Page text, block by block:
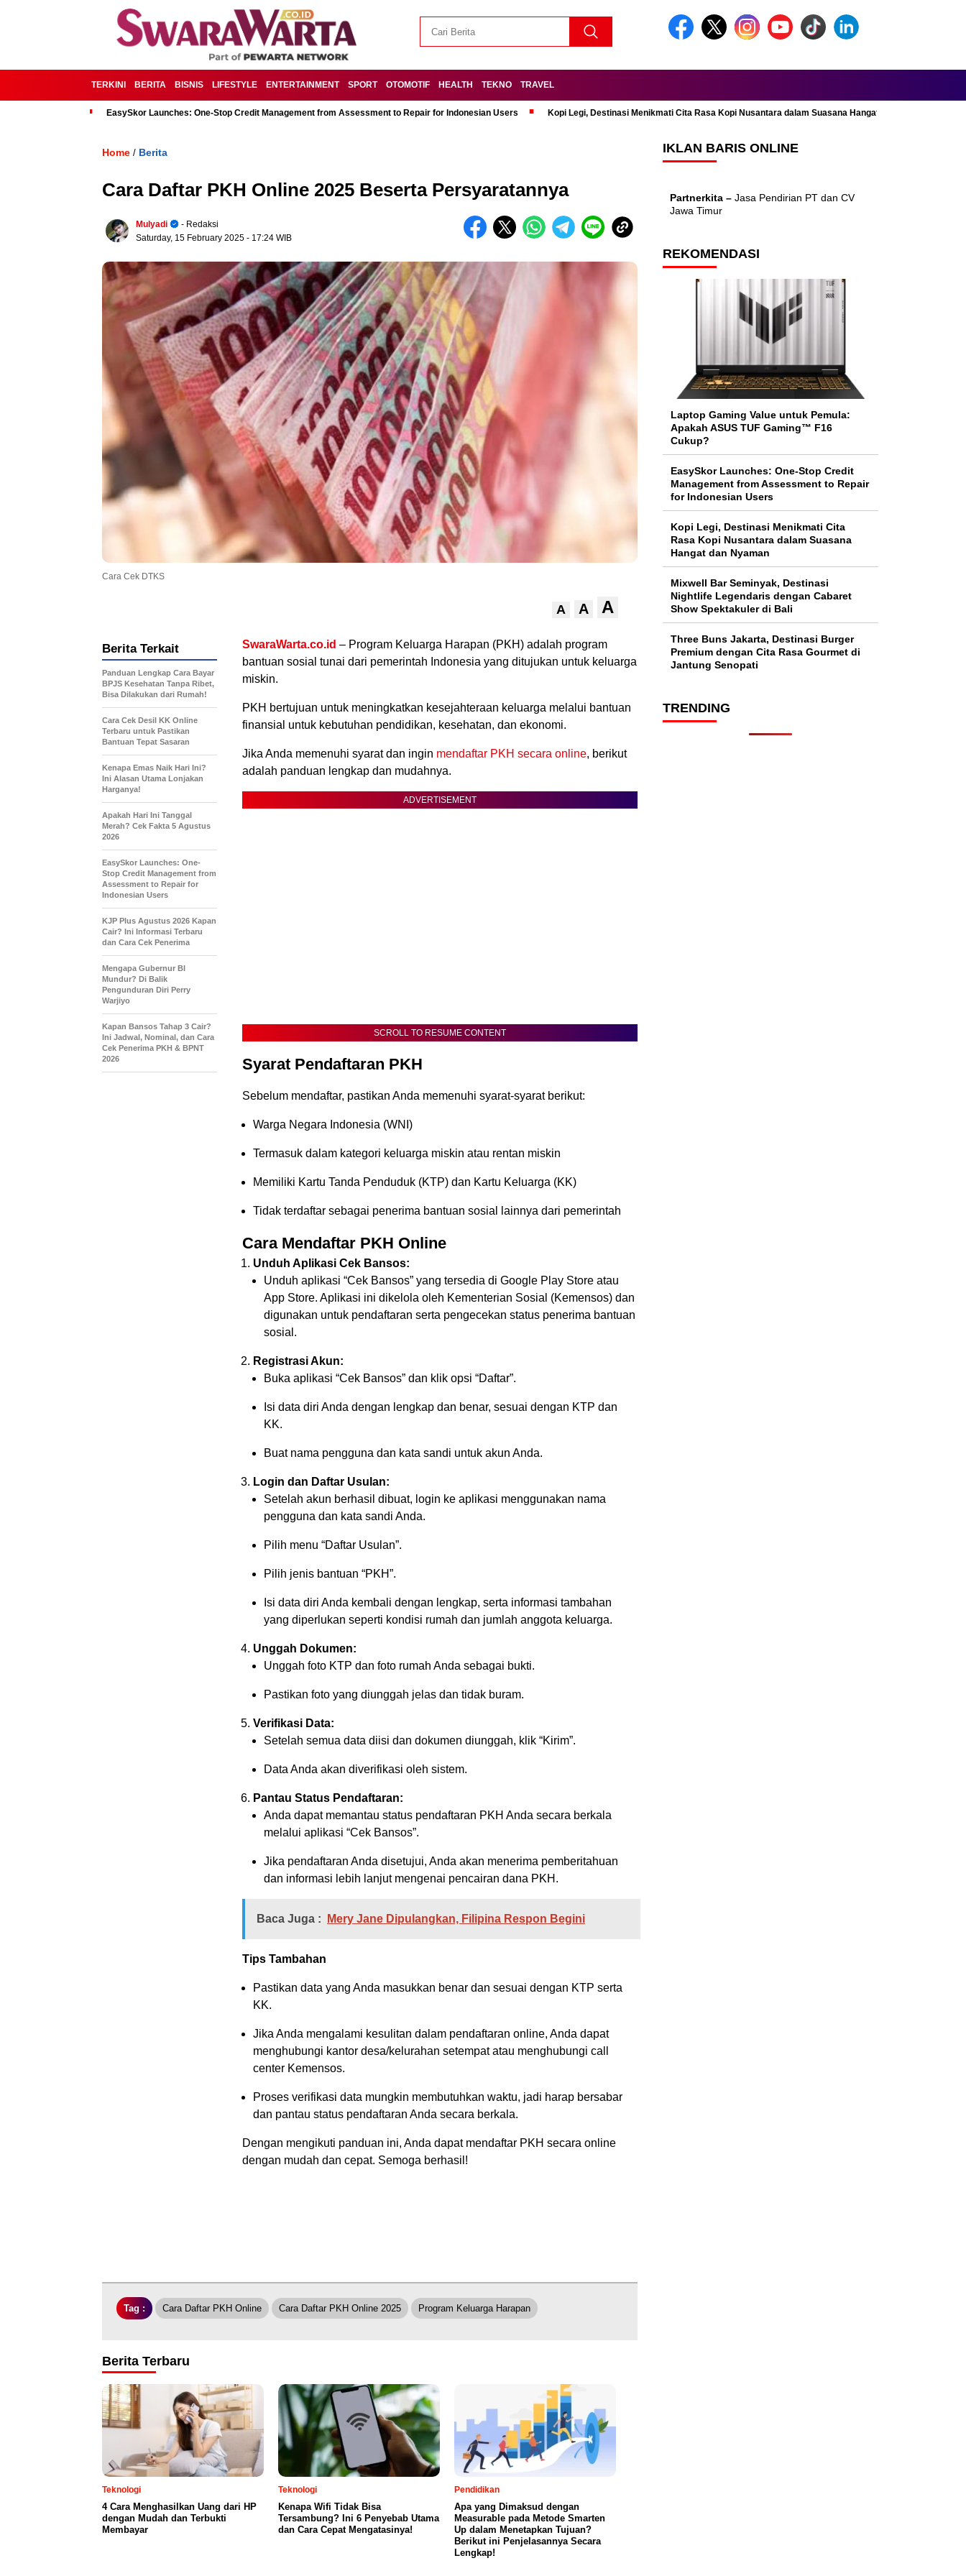
TERKINI BERITA BISNIS LIFESTYLE ENTERTAINMENT SPORT OTOMOTIF HEALTH TEKNO TRAVEL
EasySkor Launches: One-Stop Credit Management from Assessment to Repair for Indonesian Users Kopi Legi, Destinasi Menikmati Cita Rasa Kopi Nusantara dalam Suasana Hangat dan Nyaman
Home / Berita
Cara Daftar PKH Online 2025 Beserta Persyaratannya
Mulyadi
- Redaksi
Saturday, 15 February 2025 - 17:24 WIB
Cara Cek DTKS
A A A
SwaraWarta.co.id – Program Keluarga Harapan (PKH) adalah program
bantuan sosial tunai dari pemerintah Indonesia yang ditujukan untuk keluarga
miskin.
PKH bertujuan untuk meningkatkan kesejahteraan keluarga melalui bantuan
finansial untuk kebutuhan pendidikan, kesehatan, dan ekonomi.
Jika Anda memenuhi syarat dan ingin mendaftar PKH secara online, berikut
adalah panduan lengkap dan mudahnya.
ADVERTISEMENT
.
SCROLL TO RESUME CONTENT
Syarat Pendaftaran PKH
Sebelum mendaftar, pastikan Anda memenuhi syarat-syarat berikut:
Warga Negara Indonesia (WNI)
Termasuk dalam kategori keluarga miskin atau rentan miskin
Memiliki Kartu Tanda Penduduk (KTP) dan Kartu Keluarga (KK)
Tidak terdaftar sebagai penerima bantuan sosial lainnya dari pemerintah
Cara Mendaftar PKH Online
Unduh Aplikasi Cek Bansos:
Unduh aplikasi “Cek Bansos” yang tersedia di Google Play Store atau
App Store. Aplikasi ini dikelola oleh Kementerian Sosial (Kemensos) dan
digunakan untuk pendaftaran serta pengecekan status penerima bantuan
sosial.
Registrasi Akun:
Buka aplikasi “Cek Bansos” dan klik opsi “Daftar”.
Isi data diri Anda dengan lengkap dan benar, sesuai dengan KTP dan
KK.
Buat nama pengguna dan kata sandi untuk akun Anda.
Login dan Daftar Usulan:
Setelah akun berhasil dibuat, login ke aplikasi menggunakan nama
pengguna dan kata sandi Anda.
Pilih menu “Daftar Usulan”.
Pilih jenis bantuan “PKH”.
Isi data diri Anda kembali dengan lengkap, serta informasi tambahan
yang diperlukan seperti kondisi rumah dan jumlah anggota keluarga.
Unggah Dokumen:
Unggah foto KTP dan foto rumah Anda sebagai bukti.
Pastikan foto yang diunggah jelas dan tidak buram.
Verifikasi Data:
Setelah semua data diisi dan dokumen diunggah, klik “Kirim”.
Data Anda akan diverifikasi oleh sistem.
Pantau Status Pendaftaran:
Anda dapat memantau status pendaftaran PKH Anda secara berkala
melalui aplikasi “Cek Bansos”.
Jika pendaftaran Anda disetujui, Anda akan menerima pemberitahuan
dan informasi lebih lanjut mengenai pencairan dana PKH.
Baca Juga : Mery Jane Dipulangkan, Filipina Respon Begini
Tips Tambahan
Pastikan data yang Anda masukkan benar dan sesuai dengan KTP serta
KK.
Jika Anda mengalami kesulitan dalam pendaftaran online, Anda dapat
menghubungi kantor desa/kelurahan setempat atau menghubungi call
center Kemensos.
Proses verifikasi data mungkin membutuhkan waktu, jadi harap bersabar
dan pantau status pendaftaran Anda secara berkala.
Dengan mengikuti panduan ini, Anda dapat mendaftar PKH secara online
dengan mudah dan cepat. Semoga berhasil!
Berita Terkait
Panduan Lengkap Cara Bayar
BPJS Kesehatan Tanpa Ribet,
Bisa Dilakukan dari Rumah!
Cara Cek Desil KK Online
Terbaru untuk Pastikan
Bantuan Tepat Sasaran
Kenapa Emas Naik Hari Ini?
Ini Alasan Utama Lonjakan
Harganya!
Apakah Hari Ini Tanggal
Merah? Cek Fakta 5 Agustus
2026
EasySkor Launches: One-
Stop Credit Management from
Assessment to Repair for
Indonesian Users
KJP Plus Agustus 2026 Kapan
Cair? Ini Informasi Terbaru
dan Cara Cek Penerima
Mengapa Gubernur BI
Mundur? Di Balik
Pengunduran Diri Perry
Warjiyo
Kapan Bansos Tahap 3 Cair?
Ini Jadwal, Nominal, dan Cara
Cek Penerima PKH & BPNT
2026
Tag : Cara Daftar PKH Online Cara Daftar PKH Online 2025 Program Keluarga Harapan
Berita Terbaru
Teknologi
4 Cara Menghasilkan Uang dari HP
dengan Mudah dan Terbukti
Membayar
Teknologi
Kenapa Wifi Tidak Bisa
Tersambung? Ini 6 Penyebab Utama
dan Cara Cepat Mengatasinya!
Pendidikan
Apa yang Dimaksud dengan
Measurable pada Metode Smarten
Up dalam Menetapkan Tujuan?
Berikut ini Penjelasannya Secara
Lengkap!
IKLAN BARIS ONLINE
Partnerkita – Jasa Pendirian PT dan CV
Jawa Timur
REKOMENDASI
Laptop Gaming Value untuk Pemula:
Apakah ASUS TUF Gaming™ F16
Cukup?
EasySkor Launches: One-Stop Credit
Management from Assessment to Repair
for Indonesian Users
Kopi Legi, Destinasi Menikmati Cita
Rasa Kopi Nusantara dalam Suasana
Hangat dan Nyaman
Mixwell Bar Seminyak, Destinasi
Nightlife Legendaris dengan Cabaret
Show Spektakuler di Bali
Three Buns Jakarta, Destinasi Burger
Premium dengan Cita Rasa Gourmet di
Jantung Senopati
TRENDING